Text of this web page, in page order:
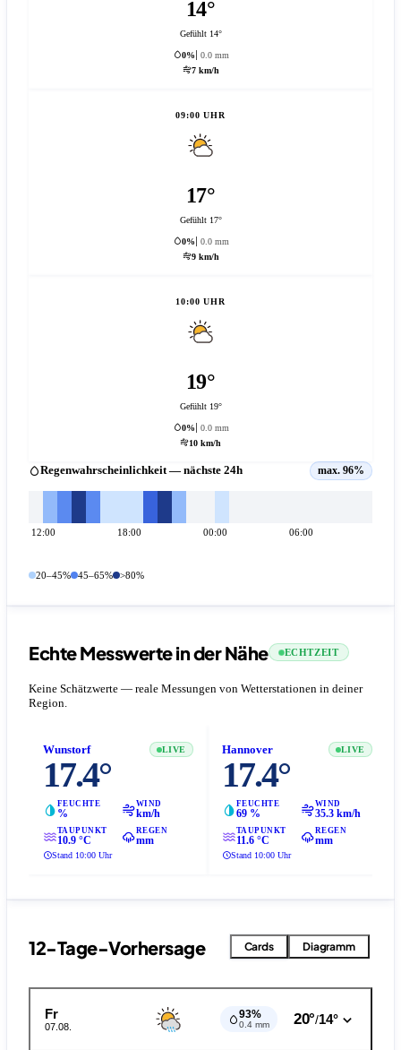
14°
Gefühlt 14°
0%
0.0 mm
7 km/h
09:00 UHR
17°
Gefühlt 17°
0%
0.0 mm
9 km/h
10:00 UHR
19°
Gefühlt 19°
0%
0.0 mm
10 km/h
Regenwahrscheinlichkeit — nächste 24h max. 96%
12:00 18:00 00:00 06:00
20–45% 45–65% >80%
Echte Messwerte in der Nähe ECHTZEIT
Keine Schätzwerte — reale Messungen von Wetterstationen in deiner
Region.
Wunstorf LIVE
17.4°
FEUCHTE
%
WIND
km/h
TAUPUNKT
10.9 °C
REGEN
mm
Stand 10:00 Uhr
Hannover LIVE
17.4°
FEUCHTE
69 %
WIND
35.3 km/h
TAUPUNKT
11.6 °C
REGEN
mm
Stand 10:00 Uhr
12-Tage-Vorhersage Cards Diagramm
Fr
07.08.
93%
0.4 mm 20°/14°